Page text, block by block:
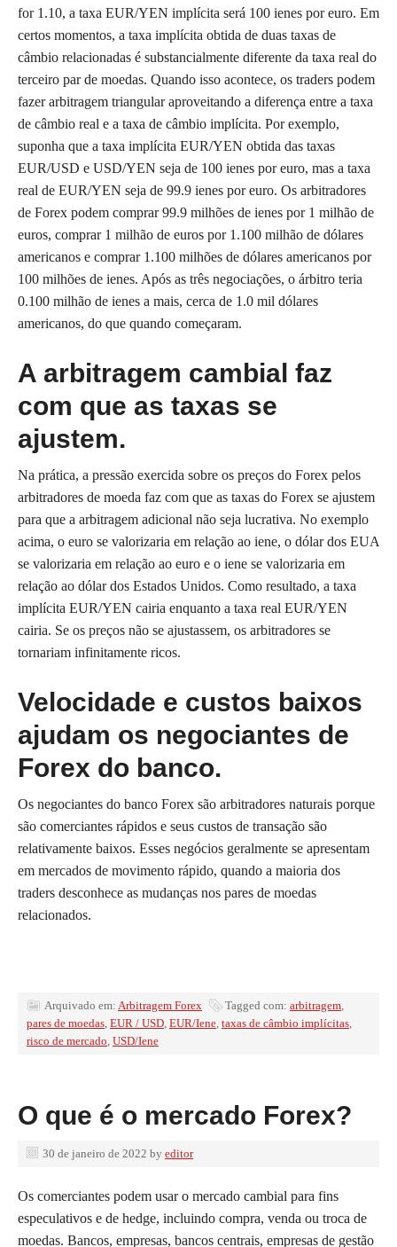
for 1.10, a taxa EUR/YEN implícita será 100 ienes por euro. Em
certos momentos, a taxa implícita obtida de duas taxas de
câmbio relacionadas é substancialmente diferente da taxa real do
terceiro par de moedas. Quando isso acontece, os traders podem
fazer arbitragem triangular aproveitando a diferença entre a taxa
de câmbio real e a taxa de câmbio implícita. Por exemplo,
suponha que a taxa implícita EUR/YEN obtida das taxas
EUR/USD e USD/YEN seja de 100 ienes por euro, mas a taxa
real de EUR/YEN seja de 99.9 ienes por euro. Os arbitradores
de Forex podem comprar 99.9 milhões de ienes por 1 milhão de
euros, comprar 1 milhão de euros por 1.100 milhão de dólares
americanos e comprar 1.100 milhões de dólares americanos por
100 milhões de ienes. Após as três negociações, o árbitro teria
0.100 milhão de ienes a mais, cerca de 1.0 mil dólares
americanos, do que quando começaram.
A arbitragem cambial faz
com que as taxas se
ajustem.
Na prática, a pressão exercida sobre os preços do Forex pelos
arbitradores de moeda faz com que as taxas do Forex se ajustem
para que a arbitragem adicional não seja lucrativa. No exemplo
acima, o euro se valorizaria em relação ao iene, o dólar dos EUA
se valorizaria em relação ao euro e o iene se valorizaria em
relação ao dólar dos Estados Unidos. Como resultado, a taxa
implícita EUR/YEN cairia enquanto a taxa real EUR/YEN
cairia. Se os preços não se ajustassem, os arbitradores se
tornariam infinitamente ricos.
Velocidade e custos baixos
ajudam os negociantes de
Forex do banco.
Os negociantes do banco Forex são arbitradores naturais porque
são comerciantes rápidos e seus custos de transação são
relativamente baixos. Esses negócios geralmente se apresentam
em mercados de movimento rápido, quando a maioria dos
traders desconhece as mudanças nos pares de moedas
relacionados.
Arquivado em: Arbitragem Forex Tagged com: arbitragem,
pares de moedas, EUR / USD, EUR/Iene, taxas de câmbio implícitas,
risco de mercado, USD/Iene
O que é o mercado Forex?
30 de janeiro de 2022 by editor
Os comerciantes podem usar o mercado cambial para fins
especulativos e de hedge, incluindo compra, venda ou troca de
moedas. Bancos, empresas, bancos centrais, empresas de gestão